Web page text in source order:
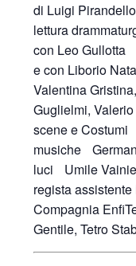
di Luigi Pirandello
lettura
con Leo Gullotta
e con Liborio
Valentina
Guglielmi,
scene e
musiche
luci Umile
regista
Compagnia
Gentile, Tetro